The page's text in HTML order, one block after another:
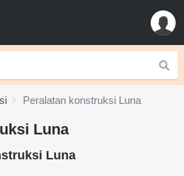
Peralatan konstruksi Luna
Luna
Luna